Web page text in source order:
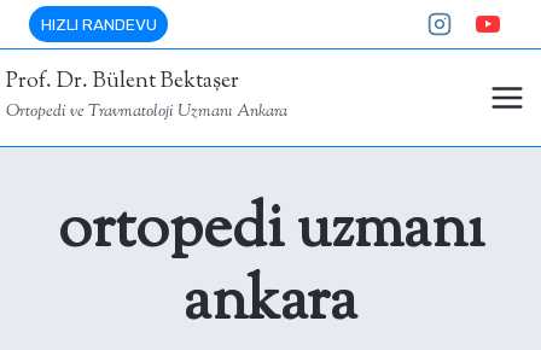
Skip
to
content
HIZLI RANDEVU
Prof. Dr. Bülent Bektaşer
Ortopedi ve Travmatoloji Uzmanı Ankara
ortopedi uzmanı
ankara